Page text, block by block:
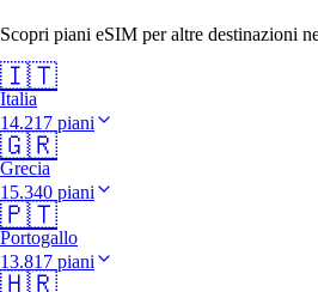
Scopri piani eSIM per altre destinazioni
🇮🇹
Italia
14.217 piani
🇬🇷
Grecia
15.340 piani
🇵🇹
Portogallo
13.817 piani
🇭🇷